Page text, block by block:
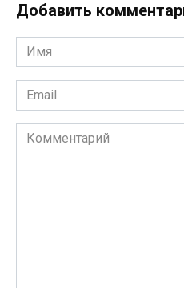
Добавить
Имя
*
Email
*
Комментарий